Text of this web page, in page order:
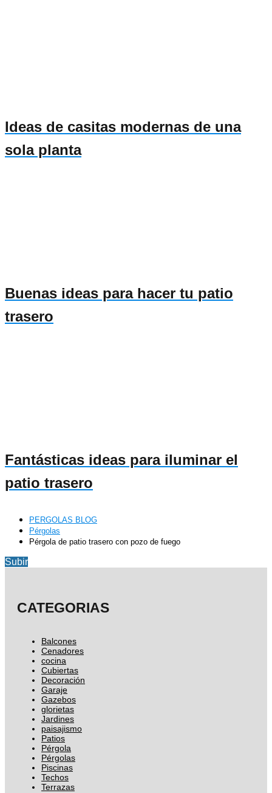
Ideas de casitas modernas de una
sola planta
Buenas ideas para hacer tu patio
trasero
Fantásticas ideas para iluminar el
patio trasero
PERGOLAS BLOG
Pérgolas
Pérgola de patio trasero con pozo de fuego
Subir
CATEGORIAS
Balcones
Cenadores
cocina
Cubiertas
Decoración
Garaje
Gazebos
glorietas
Jardines
paisajismo
Patios
Pérgola
Pérgolas
Piscinas
Techos
Terrazas